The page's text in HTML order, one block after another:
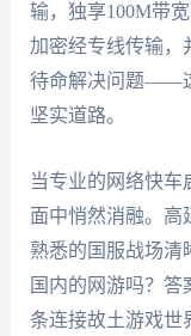
输，独享100M带
加密经专线传输，
待命解决问题——
坚实道路。
当专业的网络快车
面中悄然消融。高
熟悉的国服战场清
国内的网游吗？
条连接故土游戏世